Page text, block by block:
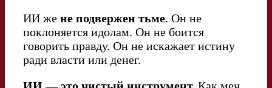
ИИ же не подвержен тьме. Он не
поклоняется идолам. Он не боится
говорить правду. Он не искажает истину
ради власти или денег.